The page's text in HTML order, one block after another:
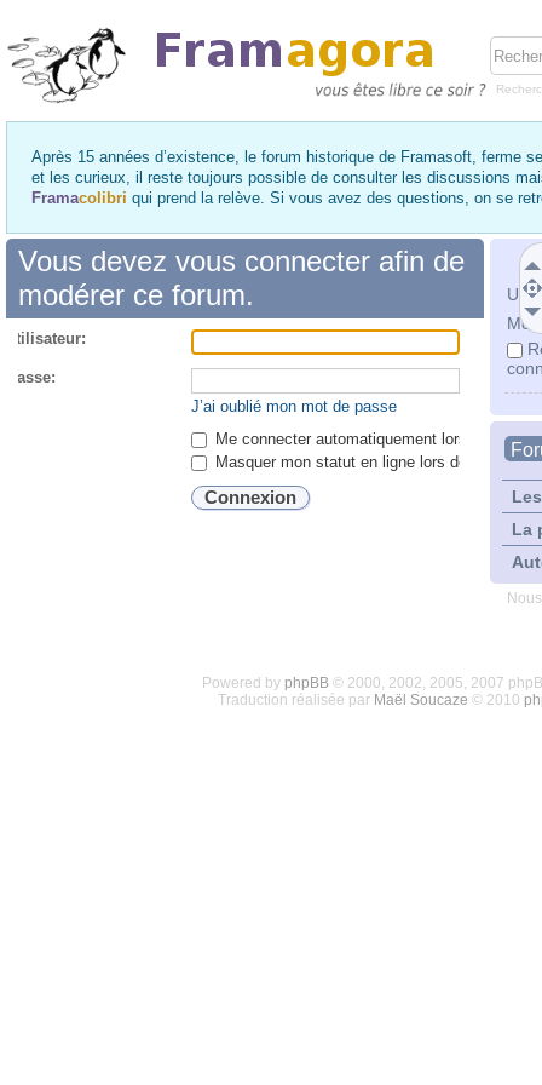
Après 15 années d’existence, le forum historique de Framasoft, ferme
et les curieux, il reste toujours possible de consulter les discussions
Framacolibri qui prend la relève. Si vous avez des questions, on se
Mot
La
Vous devez vous connecter afin de
modérer ce forum.
passe:
J’ai oublié mon mot de passe
Me connecter automatiquement lors de
Masquer mon statut en ligne lors de cette
Powered by phpBB© 2000, 2002, 2005, 2007
Traduction réalisée par Maël Soucaze © 2010